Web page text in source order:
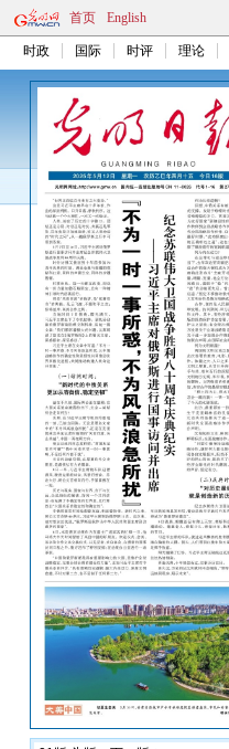
首页 English
时政 国际 时评 理论